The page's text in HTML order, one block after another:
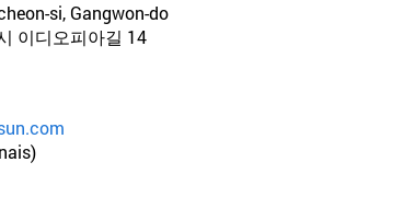
si, Gangwon-do
이디오피아길 14